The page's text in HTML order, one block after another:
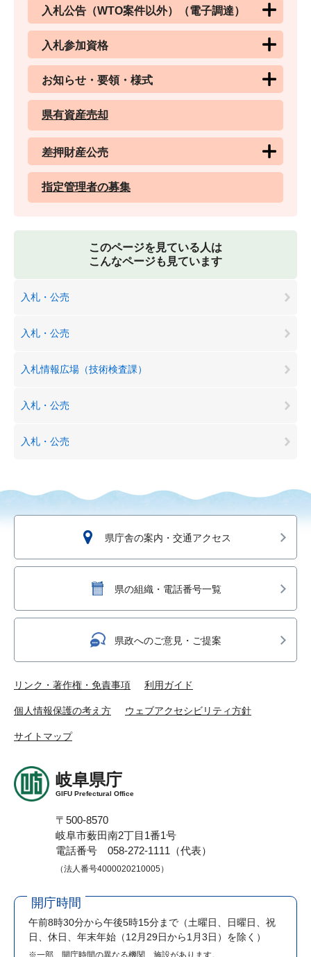
入札公告（WTO案件以外）（電子調達）
入札参加資格
お知らせ・要領・様式
県有資産売却
差押財産公売
指定管理者の募集
このページを見ている人は
こんなページも見ています
入札・公売
入札・公売
入札情報広場（技術検査課）
入札・公売
入札・公売
県庁舎の案内・交通アクセス
県の組織・電話番号一覧
県政へのご意見・ご提案
リンク・著作権・免責事項 利用ガイド
個人情報保護の考え方 ウェブアクセシビリティ方針
サイトマップ
岐阜県庁
GIFU Prefectural Office
〒500-8570
岐阜市薮田南2丁目1番1号
電話番号 058-272-1111（代表）
（法人番号4000020210005）
開庁時間
午前8時30分から午後5時15分まで （土曜日、日曜日、祝
日、休日、年末年始（12月29日から1月3日）を除く）
※一部、開庁時間の異なる機関、施設があります。